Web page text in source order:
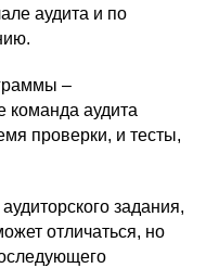
аудита и по
–
команда аудита
проверки, и тесты,
задания,
отличаться, но